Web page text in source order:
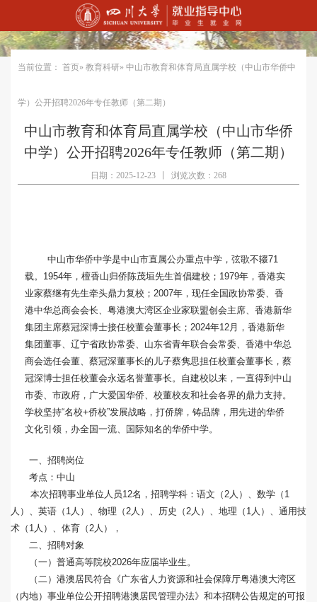
当前位置： 首页» 教育科研» 中山市教育和体育局直属学校（中山市华侨中
学）公开招聘2026年专任教师（第二期）
中山市教育和体育局直属学校（中山市华侨
中学）公开招聘2026年专任教师（第二期）
日期：2025-12-23 浏览次数：268
中山市华侨中学是中山市直属公办重点中学，弦歌不辍71
载。1954年，檀香山归侨陈茂垣先生首倡建校；1979年，香港实
业家蔡继有先生牵头鼎力复校；2007年，现任全国政协常委、香
港中华总商会会长、粤港澳大湾区企业家联盟创会主席、香港新华
集团主席蔡冠深博士接任校董会董事长；2024年12月，香港新华
集团董事、辽宁省政协常委、山东省青年联合会常委、香港中华总
商会选任会董、蔡冠深董事长的儿子蔡隽思担任校董会董事长，蔡
冠深博士担任校董会永远名誉董事长。自建校以来，一直得到中山
市委、市政府，广大爱国华侨、校董校友和社会各界的鼎力支持。
学校坚持“名校+侨校”发展战略，打侨牌，铸品牌，用先进的华侨
文化引领，办全国一流、国际知名的华侨中学。
一、招聘岗位
考点：中山
本次招聘事业单位人员12名，招聘学科：语文（2人）、数学（1
人）、英语（1人）、物理（2人）、历史（2人）、地理（1人）、通用技
术（1人）、体育（2人），
二、招聘对象
（一）普通高等院校2026年应届毕业生。
（二）港澳居民符合《广东省人力资源和社会保障厅粤港澳大湾区
（内地）事业单位公开招聘港澳居民管理办法》和本招聘公告规定的可报